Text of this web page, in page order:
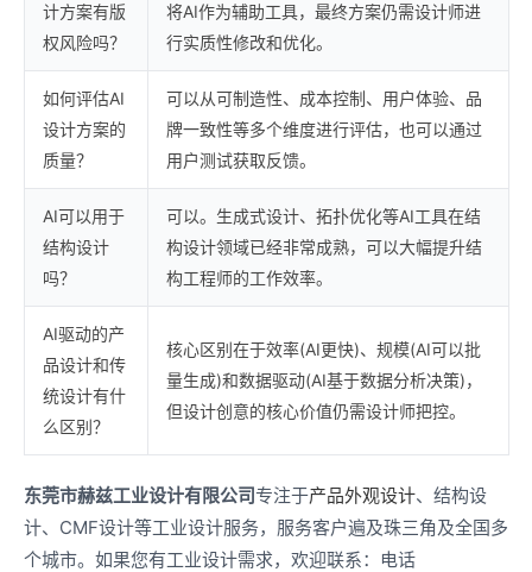
计方案有版
权风险吗？
将AI作为辅助工具，最终方案仍需设计师进
行实质性修改和优化。
如何评估AI
设计方案的
质量？
可以从可制造性、成本控制、用户体验、品
牌一致性等多个维度进行评估，也可以通过
用户测试获取反馈。
AI可以用于
结构设计
吗？
可以。生成式设计、拓扑优化等AI工具在结
构设计领域已经非常成熟，可以大幅提升结
构工程师的工作效率。
AI驱动的产
品设计和传
统设计有什
么区别？
核心区别在于效率(AI更快)、规模(AI可以批
量生成)和数据驱动(AI基于数据分析决策)，
但设计创意的核心价值仍需设计师把控。
东莞市赫兹工业设计有限公司专注于产品外观设计、结构设
计、CMF设计等工业设计服务，服务客户遍及珠三角及全国多
个城市。如果您有工业设计需求，欢迎联系：电话